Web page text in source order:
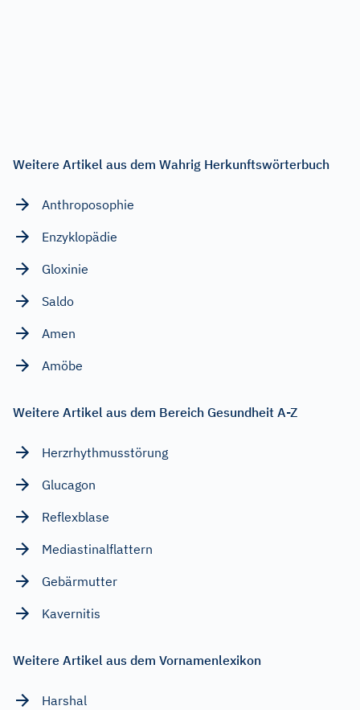
Weitere Artikel aus dem Wahrig Herkunftswörterbuch
Anthroposophie
Enzyklopädie
Gloxinie
Saldo
Amen
Amöbe
Weitere Artikel aus dem Bereich Gesundheit A-Z
Herzrhythmusstörung
Glucagon
Reflexblase
Mediastinalflattern
Gebärmutter
Kavernitis
Weitere Artikel aus dem Vornamenlexikon
Harshal